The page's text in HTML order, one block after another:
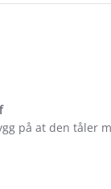
på at den tåler